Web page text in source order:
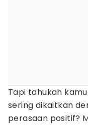
Tapi tahukah
sering dikaitkan
perasaan positif?